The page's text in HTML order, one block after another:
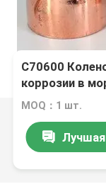
C70600
коррозии в
морской
MOQ：1 шт.